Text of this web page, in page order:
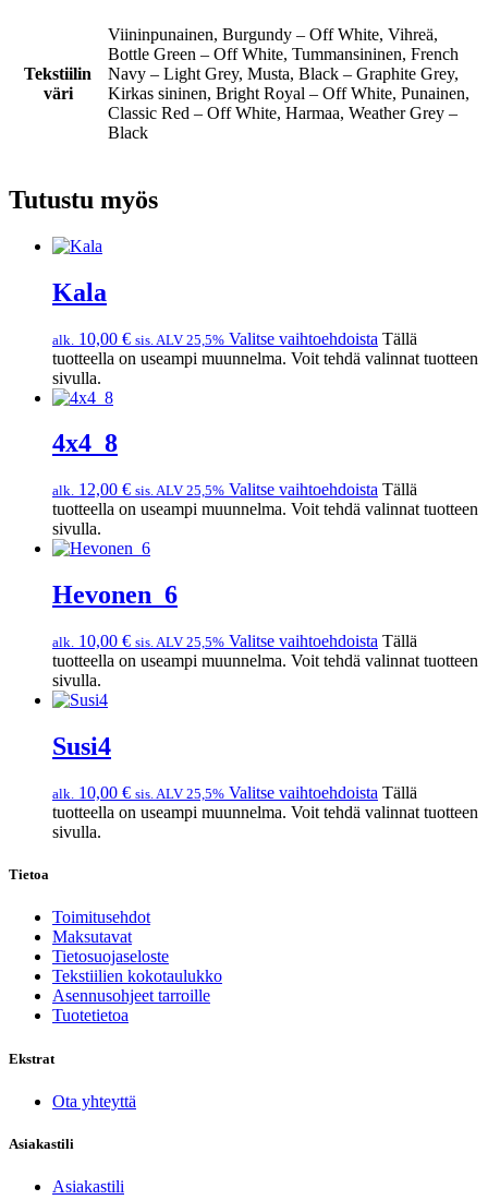
Tekstiilin
väri
Viininpunainen, Burgundy – Off White, Vihreä,
Bottle Green – Off White, Tummansininen, French
Navy – Light Grey, Musta, Black – Graphite Grey,
Kirkas sininen, Bright Royal – Off White, Punainen,
Classic Red – Off White, Harmaa, Weather Grey –
Black
Tutustu myös
Kala
alk. 10,00 € sis. ALV 25,5% Valitse vaihtoehdoista Tällä
tuotteella on useampi muunnelma. Voit tehdä valinnat tuotteen
sivulla.
4x4_8
alk. 12,00 € sis. ALV 25,5% Valitse vaihtoehdoista Tällä
tuotteella on useampi muunnelma. Voit tehdä valinnat tuotteen
sivulla.
Hevonen_6
alk. 10,00 € sis. ALV 25,5% Valitse vaihtoehdoista Tällä
tuotteella on useampi muunnelma. Voit tehdä valinnat tuotteen
sivulla.
Susi4
alk. 10,00 € sis. ALV 25,5% Valitse vaihtoehdoista Tällä
tuotteella on useampi muunnelma. Voit tehdä valinnat tuotteen
sivulla.
Tietoa
Toimitusehdot
Maksutavat
Tietosuojaseloste
Tekstiilien kokotaulukko
Asennusohjeet tarroille
Tuotetietoa
Ekstrat
Ota yhteyttä
Asiakastili
Asiakastili